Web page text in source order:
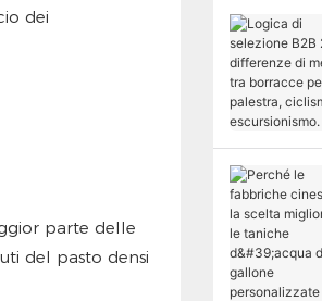
dei
parte delle
del pasto densi